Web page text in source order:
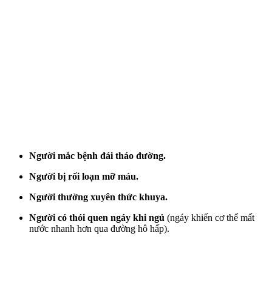
Người mắc bệnh đái tháo đường.
Người bị rối loạn mỡ máu.
Người thường xuyên thức khuya.
Người có thói quen ngáy khi ngủ (ngáy khiến c‌ơ th‌ể mất
nước nhanh hơn qua đường hô hấp).